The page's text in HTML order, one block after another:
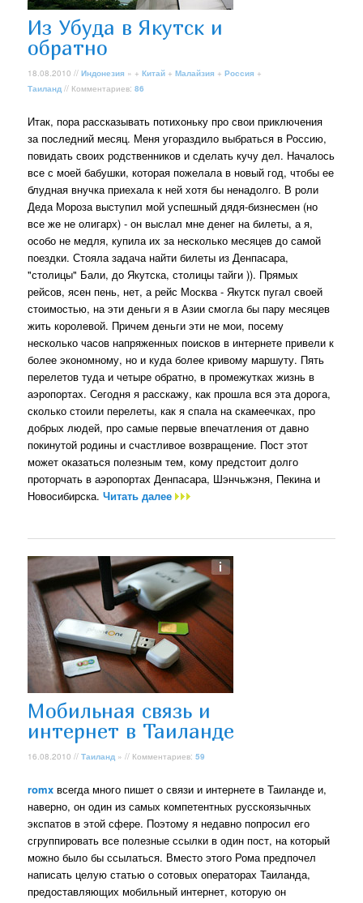
Из Убуда в Якутск и
обратно
18.08.2010 //Индонезия » +Китай +Малайзия +Россия +
Таиланд // Комментариев:86
Итак, пора рассказывать потихоньку про свои приключения
за последний месяц. Меня угораздило выбраться в Россию,
повидать своих родственников и сделать кучу дел. Началось
все с моей бабушки, которая пожелала в новый год, чтобы ее
блудная внучка приехала к ней хотя бы ненадолго. В роли
Деда Мороза выступил мой успешный дядя-бизнесмен (но
все же не олигарх) - он выслал мне денег на билеты, а я,
особо не медля, купила их за несколько месяцев до самой
поездки. Стояла задача найти билеты из Денпасара,
"столицы" Бали, до Якутска, столицы тайги )). Прямых
рейсов, ясен пень, нет, а рейс Москва - Якутск пугал своей
стоимостью, на эти деньги я в Азии смогла бы пару месяцев
жить королевой. Причем деньги эти не мои, посему
несколько часов напряженных поисков в интернете привели к
более экономному, но и куда более кривому маршуту. Пять
перелетов туда и четыре обратно, в промежутках жизнь в
аэропортах. Сегодня я расскажу, как прошла вся эта дорога,
сколько стоили перелеты, как я спала на скамеечках, про
добрых людей, про самые первые впечатления от давно
покинутой родины и счастливое возвращение. Пост этот
может оказаться полезным тем, кому предстоит долго
проторчать в аэропортах Денпасара, Шэнчьжэня, Пекина и
Новосибирска.Читать далее
Мобильная связь и
интернет в Таиланде
16.08.2010 //Таиланд » // Комментариев:59
romx всегда много пишет о связи и интернете в Таиланде и,
наверно, он один из самых компетентных русскоязычных
экспатов в этой сфере. Поэтому я недавно попросил его
сгруппировать все полезные ссылки в один пост, на который
можно было бы ссылаться. Вместо этого Рома предпочел
написать целую статью о сотовых операторах Таиланда,
предоставляющих мобильный интернет, которую он